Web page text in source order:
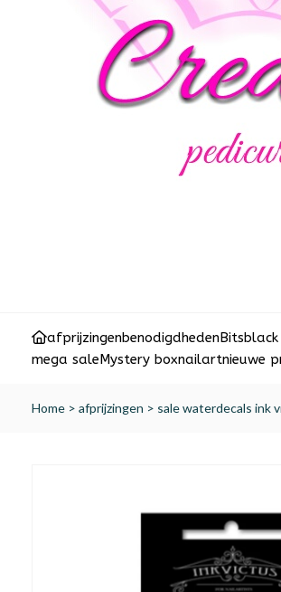
afprijzingenbenodigdhedenBitsblack
mega saleMystery boxnailartnieuwe
Home > afprijzingen > sale waterdecals ink